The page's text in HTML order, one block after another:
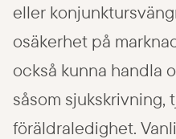
eller
osäkerhet på
också kunna handla
såsom sjukskrivning,
föräldraledighet.